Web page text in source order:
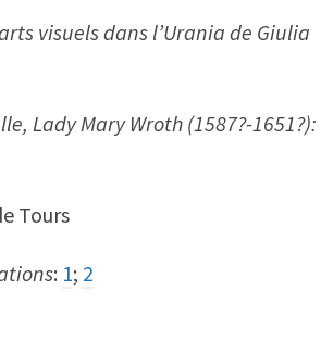
visuels dans l’Urania de Giulia
Lady Mary Wroth (1587?-1651?):
Tours
: 1; 2